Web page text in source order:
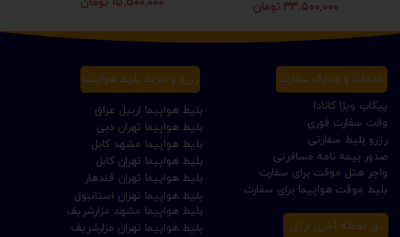
۳۳,۵۰۰,۰۰۰ تومان
رزرو بلیط سفارتی
پیکاپ ویزا کانادا
بلیط هواپیما تهران کابل
بلیط هواپیما تهران مزارشریف
بلیط هواپیما مشهد کابل
بلیط هواپیما تهران قندهار
بلیط هواپیما مشهد مزارشریف
بلیط موقت هواپیما برای سفارت
واچر هتل موقت برای سفارت
بلیط هواپیما تهران دبی
بلیط هواپیما تهران استانبول
بلیط هواپیما اربیل عراق
صدور بیمه نامه مسافرتی
خدمات و مدارک سفارت رزرو و خرید بلیط هواپیما
تور لحظه آخری ارزان
وقت سفارت فوری